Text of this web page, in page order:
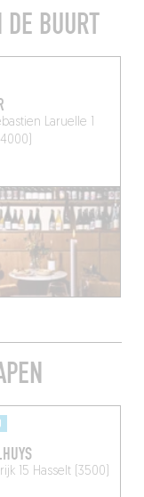
BUURT
Laruelle 1
15 Hasselt (3500)